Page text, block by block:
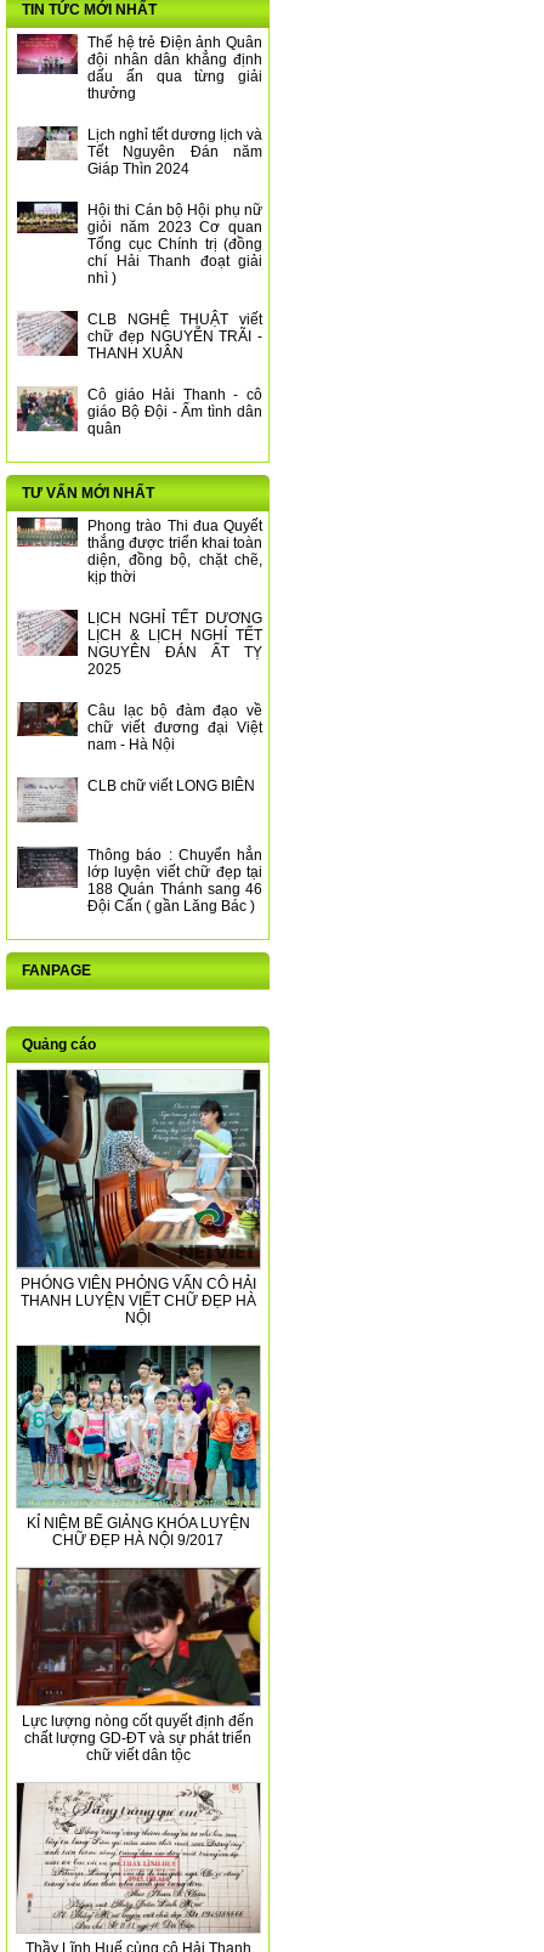
TIN TỨC MỚI NHẤT
Thế hệ trẻ Điện ảnh Quân
đội nhân dân khẳng định
dấu ấn qua từng giải
thưởng
Lịch nghỉ tết dương lịch và
Tết Nguyên Đán năm
Giáp Thìn 2024
Hội thi Cán bộ Hội phụ nữ
giỏi năm 2023 Cơ quan
Tổng cục Chính trị (đồng
chí Hải Thanh đoạt giải
nhì )
CLB NGHỆ THUẬT viết
chữ đẹp NGUYỄN TRÃI -
THANH XUÂN
Cô giáo Hải Thanh - cô
giáo Bộ Đội - Ấm tình dân
quân
TƯ VẤN MỚI NHẤT
Phong trào Thi đua Quyết
thắng được triển khai toàn
diện, đồng bộ, chặt chẽ,
kịp thời
LỊCH NGHỈ TẾT DƯƠNG
LỊCH & LỊCH NGHỈ TẾT
NGUYÊN ĐÁN ẤT TỴ
2025
Câu lạc bộ đàm đạo về
chữ viết đương đại Việt
nam - Hà Nội
CLB chữ viết LONG BIÊN
Thông báo : Chuyển hẳn
lớp luyện viết chữ đẹp tại
188 Quán Thánh sang 46
Đội Cấn ( gần Lăng Bác )
FANPAGE
Quảng cáo
PHÓNG VIÊN PHỎNG VẤN CÔ HẢI
THANH LUYỆN VIẾT CHỮ ĐẸP HÀ
NỘI
KỈ NIỆM BẾ GIẢNG KHÓA LUYỆN
CHỮ ĐẸP HÀ NỘI 9/2017
Lực lượng nòng cốt quyết định đến
chất lượng GD-ĐT và sự phát triển
chữ viết dân tộc
Thầy Lĩnh Huế cùng cô Hải Thanh